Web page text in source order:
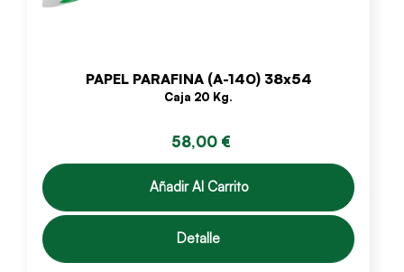
PAPEL PARAFINA (A-140) 38x54
Caja 20 Kg.
58,00 €
Añadir Al Carrito
Detalle